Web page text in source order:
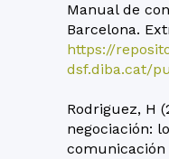
Manual de
Barcelona.
https://
dsf.diba.cat/
Rodriguez, H
negociación: